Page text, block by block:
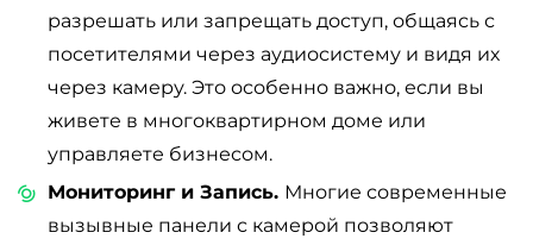
разрешать или запрещать доступ, общаясь с
посетителями через аудиосистему и видя их
через камеру. Это особенно важно, если вы
живете в многоквартирном доме или
управляете бизнесом.
Мониторинг и Запись. Многие современные
вызывные панели с камерой позволяют